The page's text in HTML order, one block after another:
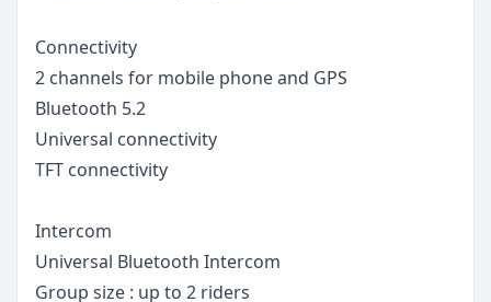
Connectivity
2 channels for mobile phone and GPS
Bluetooth 5.2
Universal connectivity
TFT connectivity
Intercom
Universal Bluetooth Intercom
Group size : up to 2 riders